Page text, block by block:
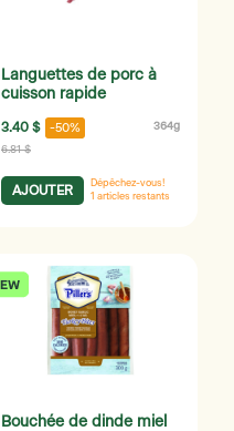
Languettes de porc à
cuisson rapide
3.40 $ -50% 364g
6.81 $
AJOUTER
Dépêchez-vous!
1 articles restants
Bouchée de dinde miel